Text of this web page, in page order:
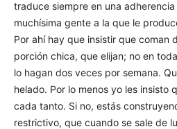
traduce siempre en una
muchísima gente a la que le
Por ahí hay que insistir que coman
porción chica, que elijan; no en
lo hagan dos veces por semana.
helado. Por lo menos yo les insisto
cada tanto. Si no, estás
restrictivo, que cuando se sale de